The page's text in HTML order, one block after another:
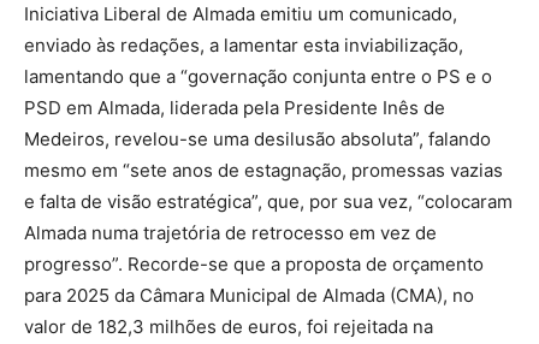
Iniciativa Liberal de Almada emitiu um comunicado,
enviado às redações, a lamentar esta inviabilização,
lamentando que a “governação conjunta entre o PS e o
PSD em Almada, liderada pela Presidente Inês de
Medeiros, revelou-se uma desilusão absoluta”, falando
mesmo em “sete anos de estagnação, promessas vazias
e falta de visão estratégica”, que, por sua vez, “colocaram
Almada numa trajetória de retrocesso em vez de
progresso”. Recorde-se que a proposta de orçamento
para 2025 da Câmara Municipal de Almada (CMA), no
valor de 182,3 milhões de euros, foi rejeitada na